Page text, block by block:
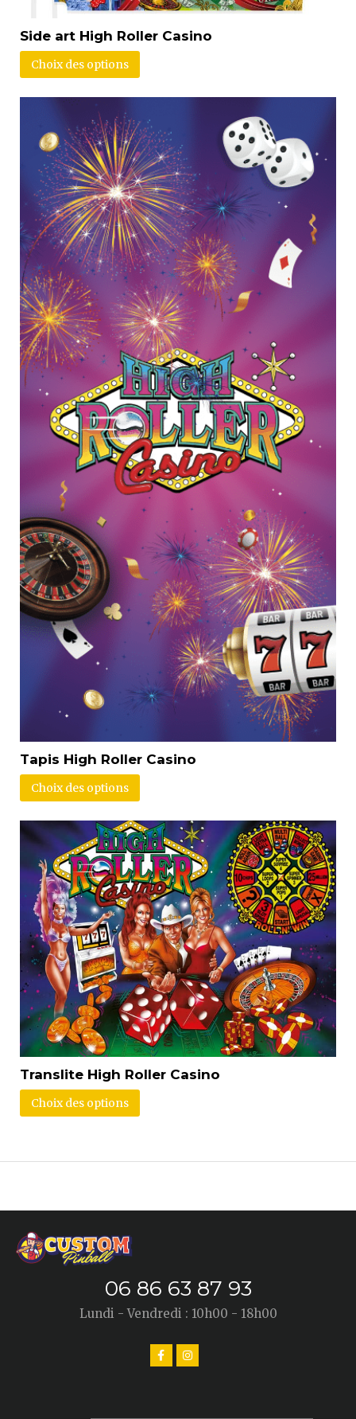
Side art High Roller Casino
Choix des options
Tapis High Roller Casino
Choix des options
Translite High Roller Casino
Choix des options
06 86 63 87 93
Lundi - Vendredi : 10h00 - 18h00